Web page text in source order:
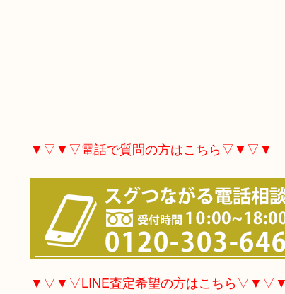
▼▽▼▽電話で質問の方はこちら▽▼▽▼
▼▽▼▽LINE査定希望の方はこちら▽▼▽▼